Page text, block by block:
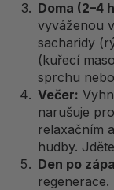
Doma (2–4
vyváženou
sacharidy
(kuřecí
sprchu
Večer:
narušuje
relaxačním
hudby.
Den po
regenerace.